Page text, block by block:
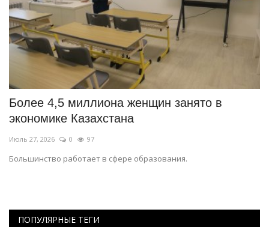
Более 4,5 миллиона женщин занято в
экономике Казахстана
Июль 27, 2026 0 97
Большинство работает в сфере образования.
ПОПУЛЯРНЫЕ ТЕГИ